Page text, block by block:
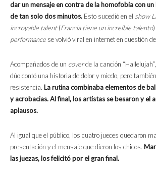
dar un mensaje en contra de la homofobia con
de tan solo dos minutos. Esto sucedió en el show
incroyable talent(Francia tiene un increíble talento
performance se volvió viral en internet en cuestión
Acompañados de un coverde la canción
dúo contó una historia de dolor y miedo, pero
resistencia. La rutina combinaba elementos de
y acrobacias. Al final, los artistas se besaron y el
aplausos.
Al igual que el público, los cuatro jueces quedaron
presentación y el mensaje que dieron los chicos.
las juezas, los felicitó por el gran final.